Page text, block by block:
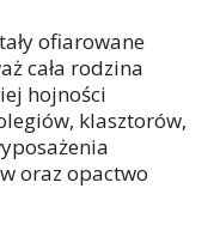
ofiarowane
cała rodzina
hojności
klasztorów,
oraz opactwo